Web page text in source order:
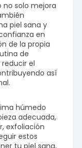
no solo mejora
piel sana y
en
de la propia
de
el
así
húmedo
adecuada,
exfoliación
estos